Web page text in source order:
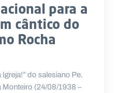
para a
cântico do
Rocha
Igreja!” do salesiano Pe.
(24/08/1938 –